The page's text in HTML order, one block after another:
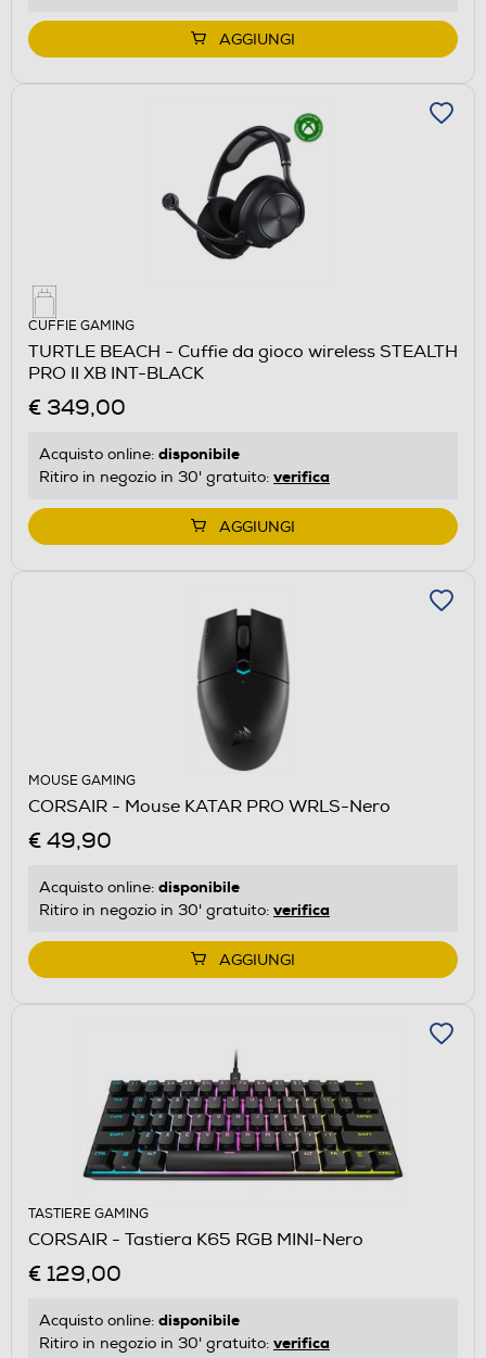
AGGIUNGI
CUFFIE GAMING
TURTLE BEACH - Cuffie da gioco wireless STEALTH
PRO II XB INT-BLACK
€ 349,00
Acquisto online: disponibile
Ritiro in negozio in 30' gratuito: verifica
AGGIUNGI
MOUSE GAMING
CORSAIR - Mouse KATAR PRO WRLS-Nero
€ 49,90
Acquisto online: disponibile
Ritiro in negozio in 30' gratuito: verifica
AGGIUNGI
TASTIERE GAMING
CORSAIR - Tastiera K65 RGB MINI-Nero
€ 129,00
Acquisto online: disponibile
Ritiro in negozio in 30' gratuito: verifica